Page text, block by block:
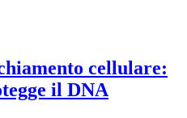
cellulare:
il DNA